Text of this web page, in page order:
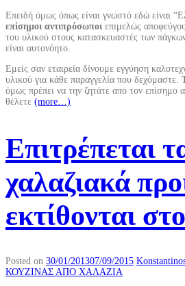
Επειδή όμως όπως είναι γνωστό εδώ είναι
επίσημοι αντιπρόσωποιεπιμελώς
του υλικού στους κατασκευαστές των
είναι αυτονόητο.
Εμείς σαν εταιρεία δίνουμε εγγύηση
υλικού για κάθε παραγγελία που δεχόμαστε.
όμως πρέπει να την ζητάτε απο τον επίσημο
θέλετε (more…)
Επιτρέπεται
χαλαζιακά
εκτίθονται
Posted on 30/01/201307/09/2015
ΚΟΥΖΙΝΑΣ ΑΠΟ ΧΑΛΑΖΙΑ